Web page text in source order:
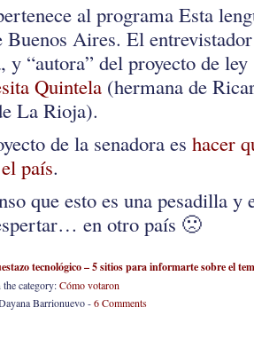
al programa Esta
Buenos Aires. El
y “autora” del proyecto de
Quintela (hermana de
La Rioja).
de la senadora es hacer
país.
que esto es una pesadilla
en otro país 🙁
tecnológico – 5 sitios para informarte sobre el
category:Cómo votaron
Barrionuevo -6 Comments